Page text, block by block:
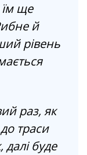
їм ще
й
рівень
раз, як
траси
буде